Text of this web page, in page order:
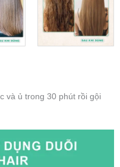
và ủ trong 30 phút rồi gội